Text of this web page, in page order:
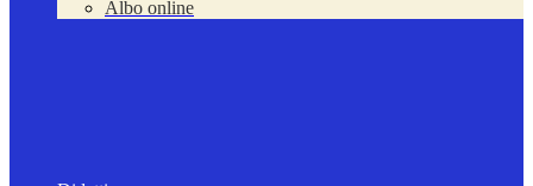
Albo online